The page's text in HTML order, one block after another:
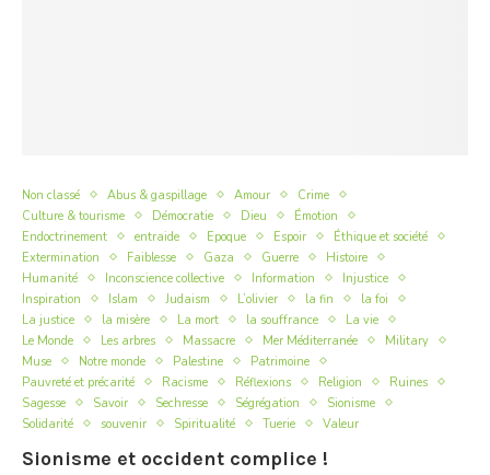
Non classé Abus & gaspillage Amour
Crime
Culture & tourisme
Démocratie Dieu
Émotion
Endoctrinement
entraide Epoque Espoir
Éthique et société
Extermination
Faiblesse Gaza Guerre
Histoire
Humanité
Inconscience collective Information
Injustice
Inspiration
Islam Judaism L’olivier la fin
la foi
La justice
la misère La mort la souffrance
La vie
Le Monde
Les arbres Massacre Mer Méditerranée
Military
Muse
Notre monde Palestine
Patrimoine
Pauvreté et précarité
Racisme Réflexions Religion
Ruines
Sagesse
Savoir Sechresse Ségrégation
Sionisme
Solidarité
souvenir Spiritualité Tuerie Valeur
Sionisme et occident complice !